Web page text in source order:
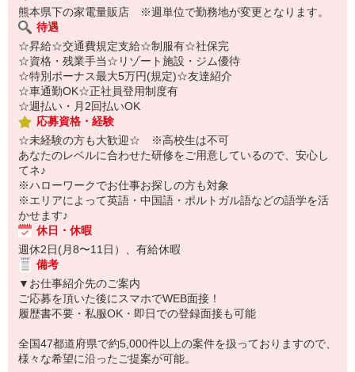
熊本県下の家電量販店 ※週単位で勤務地が変更となります。
待遇
☆昇給☆交通費規定支給☆制服有☆社保完
☆資格・残業手当☆リゾート施設・ジム優待
☆特別ボーナス最大5万円(規定)☆友達紹介
☆車通勤OK☆正社員登用制度有
☆週払い・月2回払いOK
応募資格・経験
☆未経験の方も大歓迎☆ ※高校生は不可
あなたのレベルに合わせた研修をご用意しているので、安心し
てネ♪
※ハローワークでお仕事お探しの方も対象
※エリアによって英語・中国語・ポルトガル語などの語学を活
かせます♪
休日・休暇
週休2日(月8〜11日）、有給休暇
備考
▼お仕事紹介先のご案内
ご応募を頂いた後にスマホでWEB面接！
履歴書不要・私服OK・即日での登録面接も可能
全国47都道府県で約5,000件以上の案件を扱っておりますので、
様々な希望に沿ったご提案が可能。